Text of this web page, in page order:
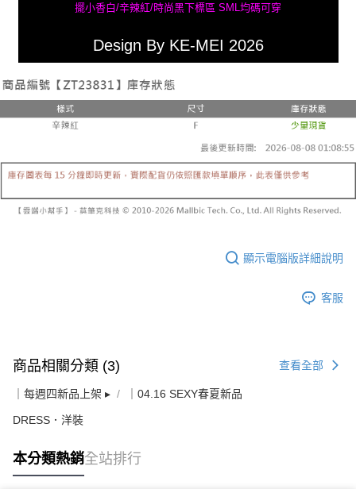
擺小香白/辛辣紅/時尚黑下標區 SML均碼可穿
Design By KE-MEI 2026
顯示電腦版詳細說明
客服
商品相關分類 (3) 查看全部
｜每週四新品上架 ▸ ｜04.16 SEXY春夏新品
DRESS．洋裝
本分類熱銷全站排行